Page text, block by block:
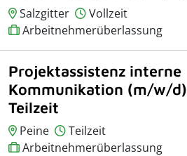
Salzgitter
Vollzeit
Arbeitnehmerüberlassung
Projektassistenz interne
Kommunikation (m/w/d)
Teilzeit
Peine
Teilzeit
Arbeitnehmerüberlassung